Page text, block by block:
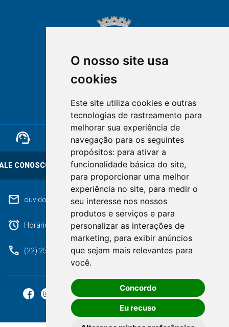
O nosso site usa
cookies
Este site utiliza cookies e outras
tecnologias de rastreamento para
melhorar sua experiência de
navegação para os seguintes
propósitos: para ativar a
funcionalidade básica do site,
para proporcionar uma melhor
experiência no site, para medir o
seu interesse nos nossos
produtos e serviços e para
personalizar as interações de
marketing, para exibir anúncios
que sejam mais relevantes para
você.
Concordo
Eu recuso
NOVA FRIBURGO
RIO DE JANEIRO
mail ouvidoriageral@pmnf.rj.gov.br
alarm Horário de atendimento: Segunda a Sexta das 09h às 17h.
phone (22) 2525-9100
support_agent
CONOSCO
mail
OUVIDORIA